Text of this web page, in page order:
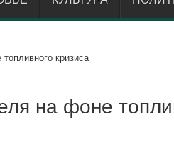
кризиса
на фоне